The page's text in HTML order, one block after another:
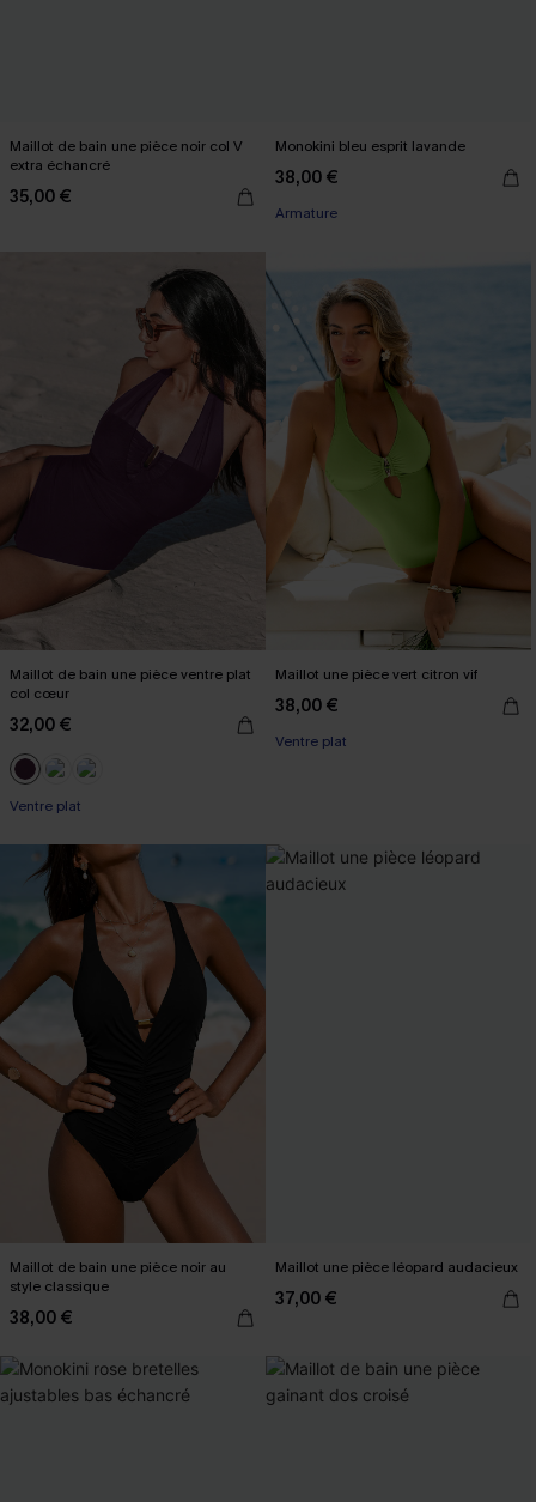
Maillot de bain une pièce noir col V
extra échancré
35,00 €
Monokini bleu esprit lavande
38,00 €
Armature
Maillot de bain une pièce ventre plat
col cœur
32,00 €
Ventre plat
Maillot une pièce vert citron vif
38,00 €
Ventre plat
Maillot de bain une pièce noir au
style classique
38,00 €
Maillot une pièce léopard audacieux
37,00 €